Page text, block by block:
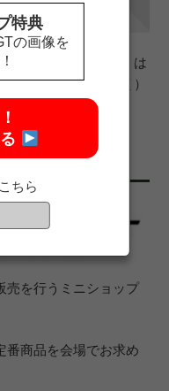
入会について詳しくは
2024supporters-club/ ）
売を行うミニショップ
番商品を会場でお求め
特典
の画像を
ちら